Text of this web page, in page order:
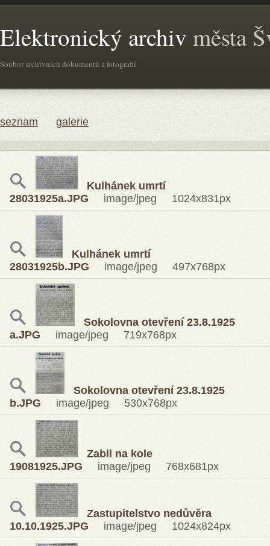
Elektronický archiv města
Soubor archivních dokumentů a fotografií
seznam galerie
Kulhánek umrtí
28031925a.JPG image/jpeg 1024x831px
Kulhánek umrtí
28031925b.JPG image/jpeg 497x768px
Sokolovna otevření 23.8.1925
a.JPG image/jpeg 719x768px
Sokolovna otevření 23.8.1925
b.JPG image/jpeg 530x768px
Zabil na kole
19081925.JPG image/jpeg 768x681px
Zastupitelstvo nedůvěra
10.10.1925.JPG image/jpeg 1024x824px